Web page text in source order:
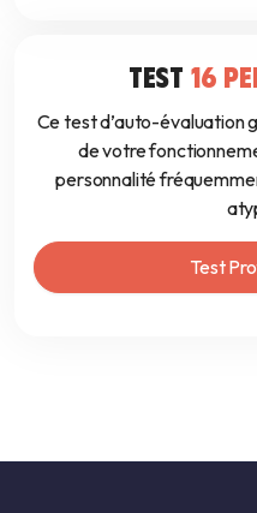
TEST 16
Ce test d’auto-évaluation
de votre
personnalité
Test